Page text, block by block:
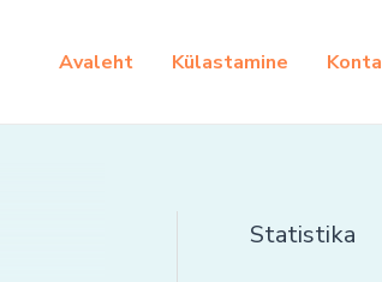
Avaleht Külastamine
Statistika